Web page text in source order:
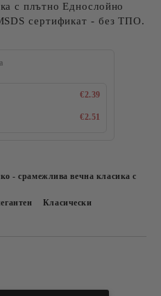
с плътно Еднослойно
сертификат - без ТПО.
€2.39
€2.51
- срамежлива вечна класика с
Класически